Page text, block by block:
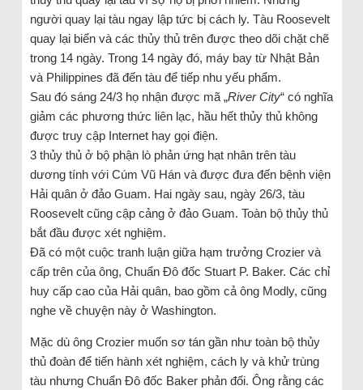
người quay lại tàu ngay lập tức bị cách ly. Tàu Roosevelt
quay lại biển và các thủy thủ trên được theo dõi chặt chẽ
trong 14 ngày. Trong 14 ngày đó, máy bay từ Nhật Bản
và Philippines đã đến tàu để tiếp nhu yếu phẩm.
Sau đó sáng 24/3 họ nhận được mã „River City“ có nghĩa
giảm các phương thức liên lạc, hầu hết thủy thủ không
được truy cập Internet hay gọi điện.
3 thủy thủ ở bộ phận lò phản ứng hạt nhân trên tàu
dương tính với Cúm Vũ Hán và được đưa đến bệnh viện
Hải quân ở đảo Guam. Hai ngày sau, ngày 26/3, tàu
Roosevelt cũng cập cảng ở đảo Guam. Toàn bộ thủy thủ
bắt đầu được xét nghiệm.
Đã có một cuộc tranh luận giữa hạm trưởng Crozier và
cấp trên của ông, Chuẩn Đô đốc Stuart P. Baker. Các chỉ
huy cấp cao của Hải quân, bao gồm cả ông Modly, cũng
nghe về chuyện này ở Washington.
Mặc dù ông Crozier muốn sơ tán gần như toàn bộ thủy
thủ đoàn để tiến hành xét nghiệm, cách ly và khử trùng
tàu nhưng Chuẩn Đô đốc Baker phản đối. Ông rằng các